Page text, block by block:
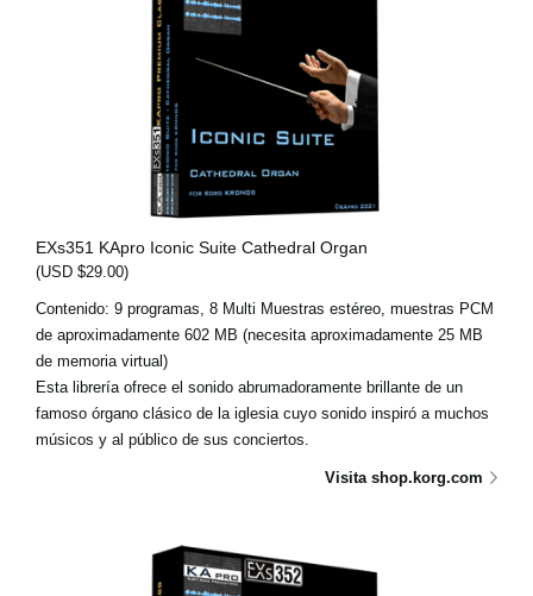
EXs351 KApro Iconic Suite Cathedral Organ
(USD $29.00)
Contenido: 9 programas, 8 Multi Muestras estéreo, muestras PCM
de aproximadamente 602 MB (necesita aproximadamente 25 MB
de memoria virtual)
Esta librería ofrece el sonido abrumadoramente brillante de un
famoso órgano clásico de la iglesia cuyo sonido inspiró a muchos
músicos y al público de sus conciertos.
Visita shop.korg.com